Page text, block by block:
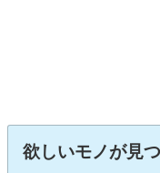
欲しいモノが見